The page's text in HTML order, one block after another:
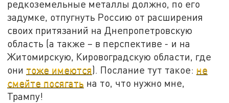
редкоземельные металлы должно, по его
задумке, отпугнуть Россию от расширения
своих притязаний на Днепропетровскую
область (а также – в перспективе - и на
Житомирскую, Кировоградскую области, где
они тоже имеются). Послание тут такое: не
смейте посягать на то, что нужно мне,
Трампу!